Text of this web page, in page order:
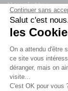
Continuer sans
Salut c'est
les
On a attendu d'être
ce site vous
déranger, mais on
visite...
C'est OK pour vous
Newsletter
Enregistrez
Restez à
moment
NOS SERVICES